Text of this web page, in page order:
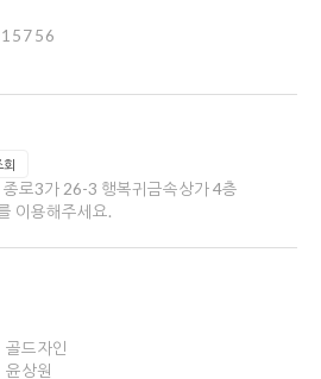
회
종로3가 26-3 행복귀금속상가 4층
이용해주세요.
골드자인
윤상원